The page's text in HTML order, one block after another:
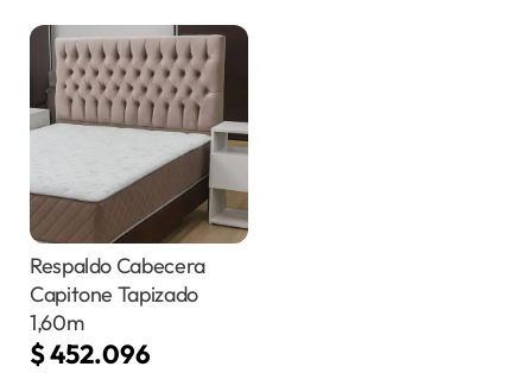
Respaldo Cabecera
Capitone Tapizado
1,60m
$452.096